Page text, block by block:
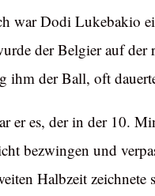
war Dodi Lukebakio
der Belgier auf der
ihm der Ball, oft
er es, der in der 10.
bezwingen und
Halbzeit